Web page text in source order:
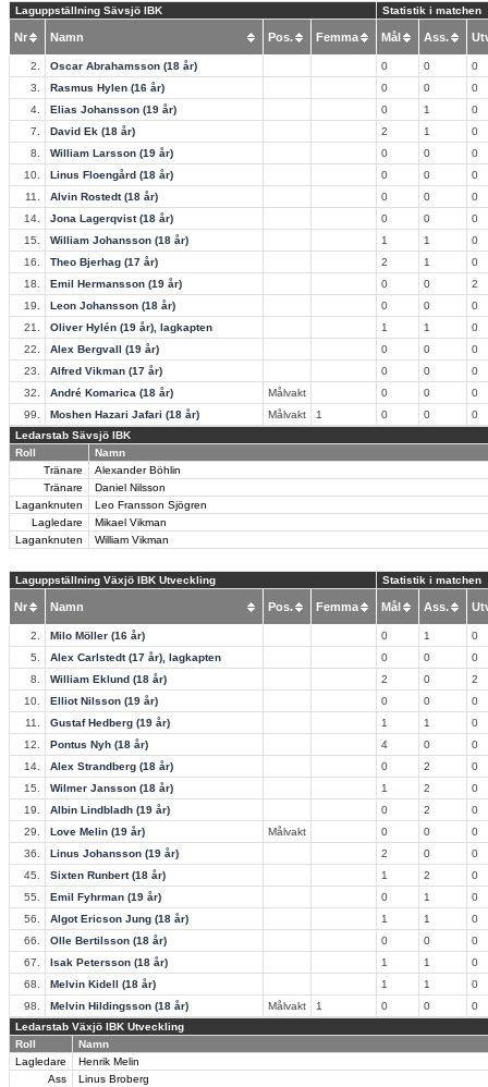
Laguppställning Sävsjö IBK Statistik i matchen
Nr Namn Pos. Femma Mål Ass.
2. Oscar Abrahamsson (18 år) 0 0
0
3.
Rasmus Hylen (16 år) 0 0
0
4.
Elias Johansson (19 år) 0 1
0
7.
David Ek (18 år) 2 1
0
8.
William Larsson (19 år) 0 0
0
10.
Linus Floengård (18 år) 0 0
0
11.
Alvin Rostedt (18 år) 0 0
0
14.
Jona Lagerqvist (18 år) 0 0
0
15.
William Johansson (18 år) 1 1
0
16.
Theo Bjerhag (17 år) 2 1
0
18.
Emil Hermansson (19 år) 0 0
2
19.
Leon Johansson (18 år) 0 0
0
21.
Oliver Hylén (19 år), lagkapten 1 1
0
22.
Alex Bergvall (19 år) 0 0
0
23.
Alfred Vikman (17 år) 0 0
0
32.
André Komarica (18 år) Målvakt 0 0
0
99.
Moshen Hazari Jafari (18 år) Målvakt 1 0 0
0
Ledarstab Sävsjö IBK
Roll
Namn
Tränare
Alexander Böhlin
Tränare
Daniel Nilsson
Laganknuten
Leo Fransson Sjögren
Lagledare
Mikael Vikman
Laganknuten
William Vikman
Laguppställning Växjö IBK Utveckling Statistik i matchen
Nr Namn Pos. Femma Mål Ass.
2. Milo Möller (16 år) 0 1
0
5.
Alex Carlstedt (17 år), lagkapten 0 0
0
8.
William Eklund (18 år) 2 0
2
10.
Elliot Nilsson (19 år) 0 0
0
11.
Gustaf Hedberg (19 år) 1 1
0
12.
Pontus Nyh (18 år) 4 0
0
14.
Alex Strandberg (18 år) 0 2
0
15.
Wilmer Jansson (18 år) 1 2
0
19.
Albin Lindbladh (19 år) 0 2
0
29.
Love Melin (19 år) Målvakt 0 0
0
36.
Linus Johansson (19 år) 2 0
0
45.
Sixten Runbert (18 år) 1 2
0
55.
Emil Fyhrman (19 år) 0 1
0
56.
Algot Ericson Jung (18 år) 1 1
0
66.
Olle Bertilsson (18 år) 0 0
0
67.
Isak Petersson (18 år) 1 1
0
68.
Melvin Kidell (18 år) 1 1
0
98.
Melvin Hildingsson (18 år) Målvakt 1 0 0
0
Ledarstab Växjö IBK Utveckling
Roll
Namn
Lagledare
Henrik Melin
Ass
Linus Broberg